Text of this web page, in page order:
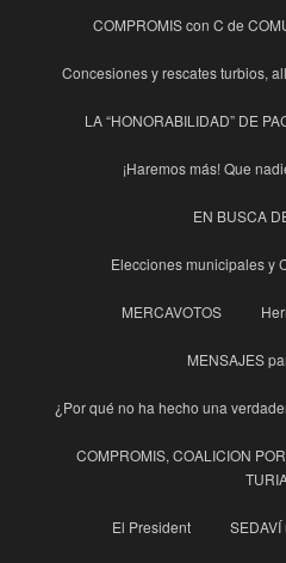
COMPROMIS con C de
Concesiones y rescates turbios,
LA “HONORABILIDAD” DE
¡Haremos más! Que
EN BUSCA
Elecciones municipales y
MERCAVOTOS
MENSAJES
¿Por qué no ha hecho una
COMPROMIS, COALICION
El President